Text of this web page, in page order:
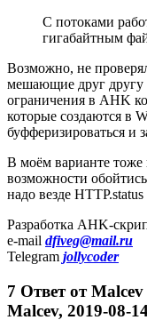
С потоками
гигабайтным
Возможно, не
мешающие друг другу
ограничения в AHK
которые создаются в
буфферизироваться и
В моём варианте тоже
возможности
надо везде HTTP.status
Разработка AHK-
e-mail dfiveg@mail.ru
Telegram jollycoder
7 Ответ отMalcev
Malcev, 2019-08-